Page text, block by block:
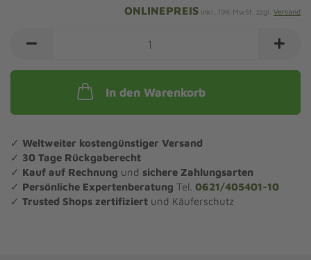
ONLINEPREIS inkl. 19% MwSt. zzgl. Versand
In den Warenkorb
✓ Weltweiter kostengünstiger Versand
✓ 30 Tage Rückgaberecht
✓ Kauf auf Rechnung und sichere Zahlungsarten
✓ Persönliche Expertenberatung Tel. 0621/405401-10
✓ Trusted Shops zertifiziert und Käuferschutz